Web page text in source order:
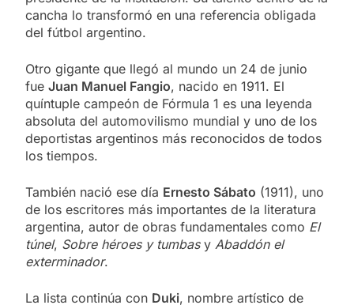
cancha lo transformó en una referencia obligada
del fútbol argentino.
Otro gigante que llegó al mundo un 24 de junio
fue Juan Manuel Fangio, nacido en 1911. El
quíntuple campeón de Fórmula 1 es una leyenda
absoluta del automovilismo mundial y uno de los
deportistas argentinos más reconocidos de todos
los tiempos.
También nació ese día Ernesto Sábato (1911), uno
de los escritores más importantes de la literatura
argentina, autor de obras fundamentales como El
túnel, Sobre héroes y tumbasy Abaddón el
exterminador.
La lista continúa con Duki, nombre artístico de